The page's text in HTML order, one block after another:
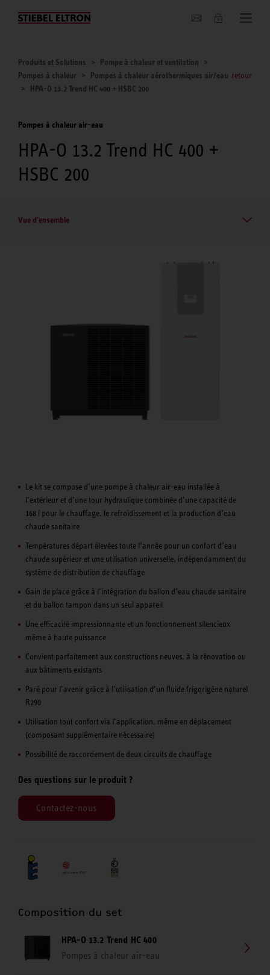
Entreprise
Produits et Solutions
Pompe à chaleur et ventilation
Pompes à chaleur
Pompes à chaleur aérothermiques air/eau
HPA-O 13.2 Trend HC 400 + HSBC 200
retour
Pompes à chaleur air-eau
HPA-O 13.2 Trend HC 400 +
HSBC 200
Vue d'ensemble
Le kit se compose d’une pompe à chaleur air-eau installée à
l’extérieur et d’une tour hydraulique combinée d’une capacité de
168 l pour le chauffage, le refroidissement et la production d’eau
chaude sanitaire
Températures départ élevées toute l’année pour un confort d’eau
chaude supérieur et une utilisation universelle, indépendamment du
système de distribution de chauffage
Gain de place grâce à l’intégration du ballon d’eau chaude sanitaire
et du ballon tampon dans un seul appareil
Une efficacité impressionnante et un fonctionnement silencieux
même à haute puissance
Convient parfaitement aux constructions neuves, à la rénovation ou
aux bâtiments existants
Paré pour l’avenir grâce à l’utilisation d’un fluide frigorigène naturel
R290
Utilisation tout confort via l’application, même en déplacement
(composant supplémentaire nécessaire)
Possibilité de raccordement de deux circuits de chauffage
Des questions sur le produit ?
Contactez-nous
Composition du set
HPA-O 13.2 Trend HC 400
Pompes à chaleur air-eau